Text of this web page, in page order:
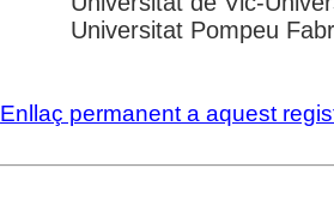
Universitat Pompeu
Enllaç permanent a aquest